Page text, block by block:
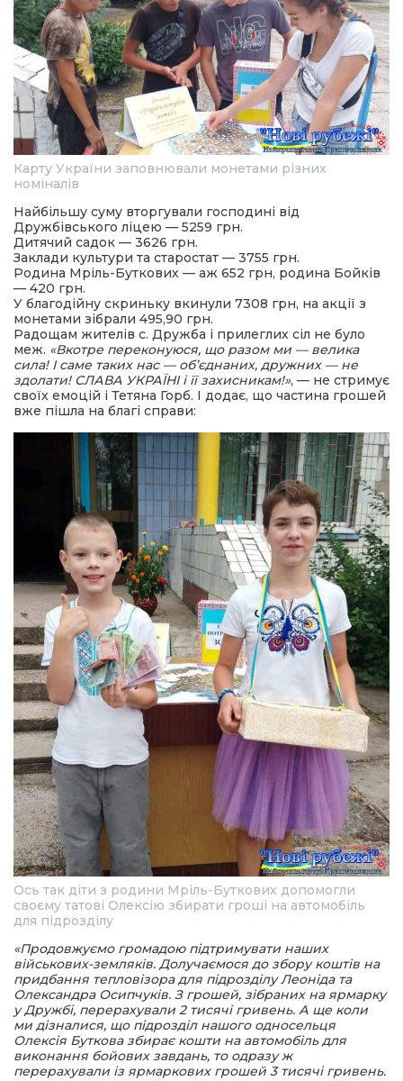
Карту України заповнювали монетами різних
номіналів
Найбільшу суму вторгували господині від
Дружбівського ліцею — 5259 грн.
Дитячий садок — 3626 грн.
Заклади культури та старостат — 3755 грн.
Родина Мріль-Буткових — аж 652 грн, родина Бойків
— 420 грн.
У благодійну скриньку вкинули 7308 грн, на акції з
монетами зібрали 495,90 грн.
Радощам жителів с. Дружба і прилеглих сіл не було
меж. «Вкотре переконуюся, що разом ми — велика
сила! І саме таких нас — об’єднаних, дружних — не
здолати! СЛАВА УКРАЇНІ і її захисникам!», — не стримує
своїх емоцій і Тетяна Горб. І додає, що частина грошей
вже пішла на благі справи:
Ось так діти з родини Мріль-Буткових допомогли
своєму татові Олексію збирати гроші на автомобіль
для підрозділу
«Продовжуємо громадою підтримувати наших
військових-земляків. Долучаємося до збору коштів на
придбання тепловізора для підрозділу Леоніда та
Олександра Осипчуків. З грошей, зібраних на ярмарку
у Дружбі, перерахували 2 тисячі гривень. А ще коли
ми дізналися, що підрозділ нашого односельця
Олексія Буткова збирає кошти на автомобіль для
виконання бойових завдань, то одразу ж
перерахували із ярмаркових грошей 3 тисячі гривень.